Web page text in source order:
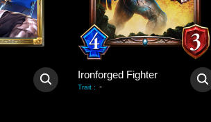
Ironforged Fighter
Trait : -